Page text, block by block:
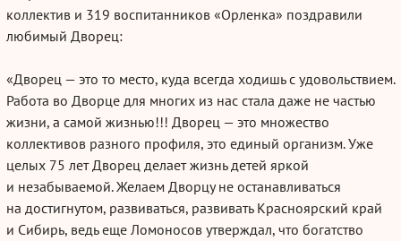
коллектив и 319 воспитанников «Орленка» поздравили
любимый Дворец:
«Дворец — это то место, куда всегда ходишь с удовольствием.
Работа во Дворце для многих из нас стала даже не частью
жизни, а самой жизнью!!! Дворец — это множество
коллективов разного профиля, это единый организм. Уже
целых 75 лет Дворец делает жизнь детей яркой
и незабываемой. Желаем Дворцу не останавливаться
на достигнутом, развиваться, развивать Красноярский край
и Сибирь, ведь еще Ломоносов утверждал, что богатство